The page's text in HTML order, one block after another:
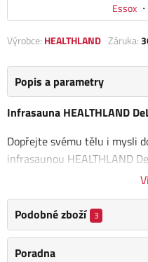
Essox ・
Výrobce: HEALTHLAND Záruka:
Popis a parametry
Infrasauna HEALTHLAND
Dopřejte svému tělu i mysli
infrasaunou HEALTHLAND
propojuje špičkové
nimž si můžete užívat
pocení již při příjemných
navržena tak, aby byla
Podobné zboží 3
Poradna